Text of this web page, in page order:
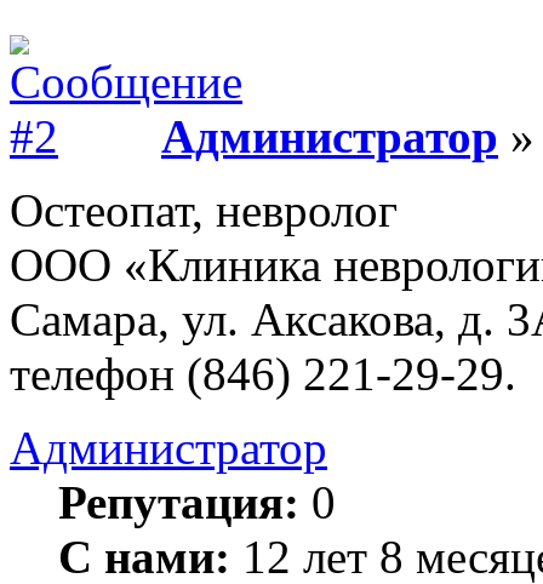
Администратор
Остеопат, невролог
ООО «Клиника
Самара, ул. Аксакова, д.
телефон (846) 221-29-29.
Администратор
Репутация: 0
С нами: 12 лет 8